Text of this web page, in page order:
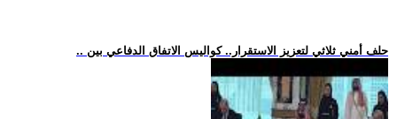
.. حلف أمني ثلاثي لتعزيز الاستقرار.. كواليس الاتفاق الدفاعي بين